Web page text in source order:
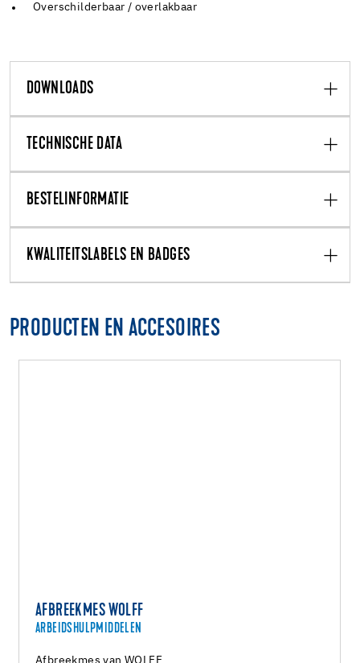
Overschilderbaar / overlakbaar
DOWNLOADS
TECHNISCHE DATA
BESTELINFORMATIE
KWALITEITSLABELS EN BADGES
PRODUCTEN EN ACCESOIRES
AFBREEKMES WOLFF
ARBEIDSHULPMIDDELEN
Afbreekmes van WOLFF